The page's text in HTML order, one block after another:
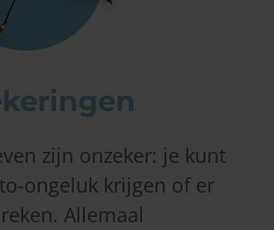
zijn onzeker: je kunt
ongeluk krijgen of er
Allemaal